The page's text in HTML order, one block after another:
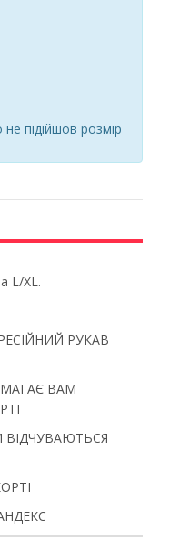
підійшов розмір
L/XL.
РУКАВ
ВАМ
ВІДЧУВАЮТЬСЯ